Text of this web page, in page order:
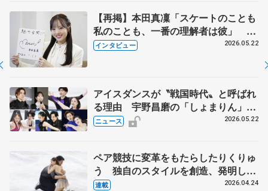
【再掲】本田真凜「スケートのことも
私のことも、一番の理解者は彼」 引
退時の単独インタビューで語った競技
インタビュー 2026.05.22
アイスダンスが〝戦国時代〟と呼ばれ
る理由 宇野昌磨の「しょまりん」ら
実力者が相次いで参戦 国内の競争激
ニュース 2026.05.22
ペア競技に変革をもたらしたりくりゅ
う 独自のスタイルを創造、発明した
【引退発表後②】
連載 2026.04.24